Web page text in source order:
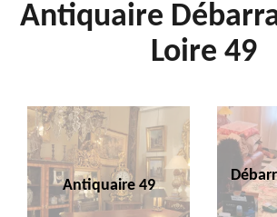
Antiquaire
Loire 49
Antiquaire 49